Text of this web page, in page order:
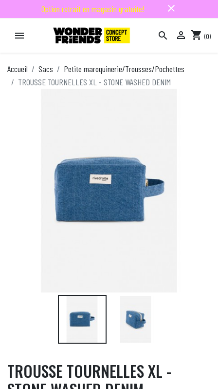
Option retrait en magasin gratuite! close
   shopping_cart (0)
Accueil Sacs
Petite maroquinerie/Trousses/Pochettes
TROUSSE TOURNELLES XL - STONE WASHED DENIM
TROUSSE TOURNELLES XL -